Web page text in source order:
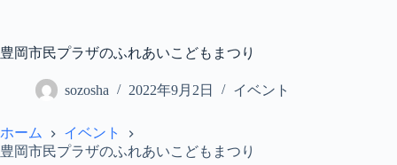
テ
ン
キ
ッ
豊岡市民プラザのふれあいこどもまつり
sozosha 2022年9月2日 イベント
ホーム
イベント
豊岡市民プラザのふれあいこどもまつり